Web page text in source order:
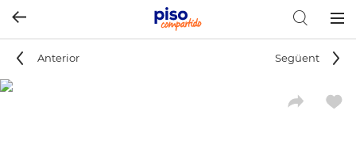
Anterior Següent